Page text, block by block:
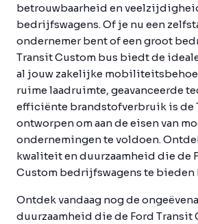
betrouwbaarheid en
bedrijfswagens. Of je nu een
ondernemer bent of een groot
Transit Custom bus biedt de
al jouw zakelijke
ruime laadruimte, geavanceerde
efficiënte brandstofverbruik is de
ontworpen om aan de eisen van
ondernemingen te voldoen.
kwaliteit en duurzaamheid die de
Custom bedrijfswagens te bieden
Ontdek vandaag nog de
duurzaamheid die de Ford Transit